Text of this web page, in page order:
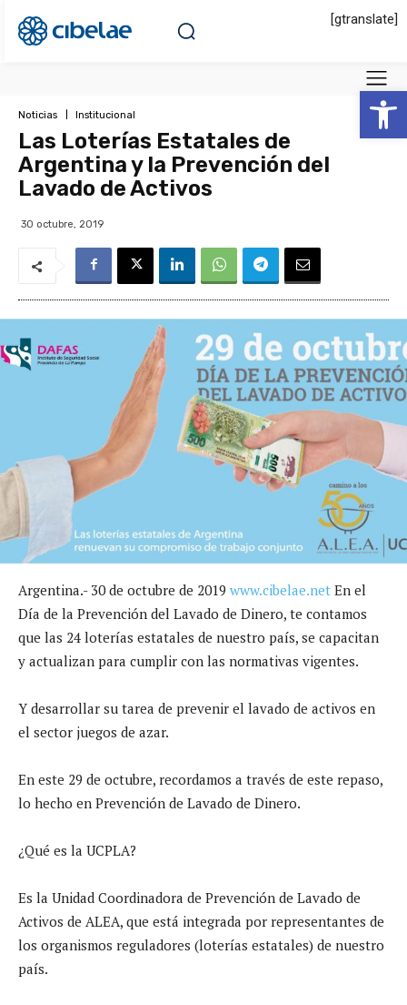
Abrir
[gtranslate]
Noticias Institucional
Las Loterías Estatales de
Argentina y la Prevención del
Lavado de Activos
30 octubre, 2019
Argentina.- 30 de octubre de 2019 www.cibelae.net En el
Día de la Prevención del Lavado de Dinero, te contamos
que las 24 loterías estatales de nuestro país, se capacitan
y actualizan para cumplir con las normativas vigentes.
Y desarrollar su tarea de prevenir el lavado de activos en
el sector juegos de azar.
En este 29 de octubre, recordamos a través de este repaso,
lo hecho en Prevención de Lavado de Dinero.
¿Qué es la UCPLA?
Es la Unidad Coordinadora de Prevención de Lavado de
Activos de ALEA, que está integrada por representantes de
los organismos reguladores (loterías estatales) de nuestro
país.